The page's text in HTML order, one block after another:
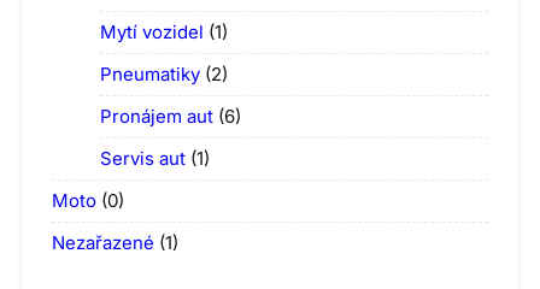
Mytí vozidel (1)
Pneumatiky (2)
Pronájem aut (6)
Servis aut (1)
Moto (0)
Nezařazené (1)